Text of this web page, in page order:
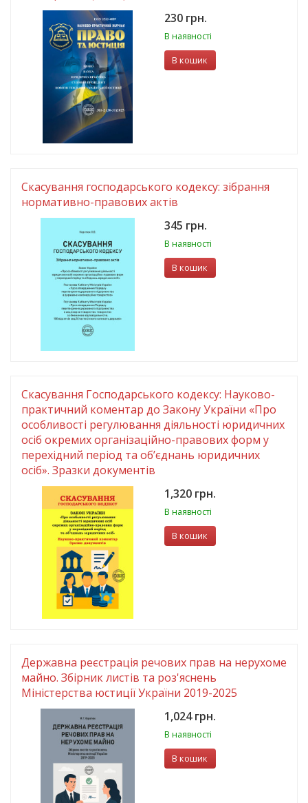
230 грн.
В наявності
В кошик
Скасування господарського кодексу: зібрання
нормативно-правових актів
345 грн.
В наявності
В кошик
Скасування Господарського кодексу: Науково-
практичний коментар до Закону України «Про
особливості регулювання діяльності юридичних
осіб окремих організаційно-правових форм у
перехідний період та об’єднань юридичних
осіб». Зразки документів
1,320 грн.
В наявності
В кошик
Державна реєстрація речових прав на нерухоме
майно. Збірник листів та роз'яснень
Міністерства юстиції України 2019-2025
1,024 грн.
В наявності
В кошик